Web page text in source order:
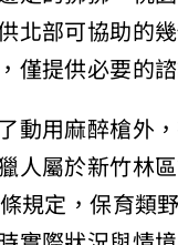
北部可協助的
提供必要的
動用麻醉槍外
屬於新竹林
規定，保育